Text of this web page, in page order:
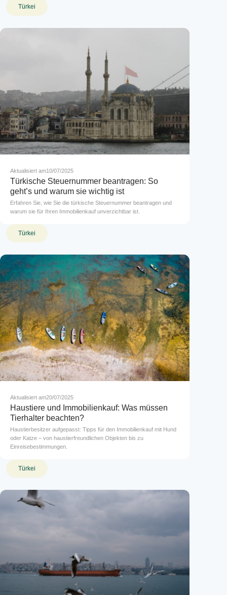
Türkei
Aktualisiert am10/07/2025
Türkische Steuernummer beantragen: So
geht’s und warum sie wichtig ist
Erfahren Sie, wie Sie die türkische Steuernummer beantragen und
warum sie für Ihren Immobilienkauf unverzichtbar ist.
Türkei
Aktualisiert am20/07/2025
Haustiere und Immobilienkauf: Was müssen
Tierhalter beachten?
Haustierbesitzer aufgepasst: Tipps für den Immobilienkauf mit Hund
oder Katze – von haustierfreundlichen Objekten bis zu
Einreisebestimmungen.
Türkei